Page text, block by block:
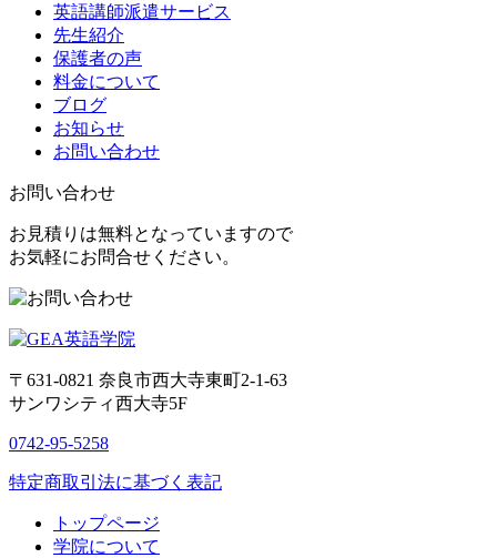
英語講師派遣サービス
先生紹介
保護者の声
料金について
ブログ
お知らせ
お問い合わせ
お問い合わせ
お見積りは無料となっていますので
お気軽にお問合せください。
〒631-0821 奈良市西大寺東町2-1-63
サンワシティ西大寺5F
0742-95-5258
特定商取引法に基づく表記
トップページ
学院について